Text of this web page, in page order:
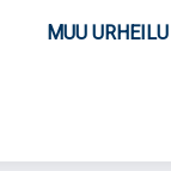
MUU URHEILU